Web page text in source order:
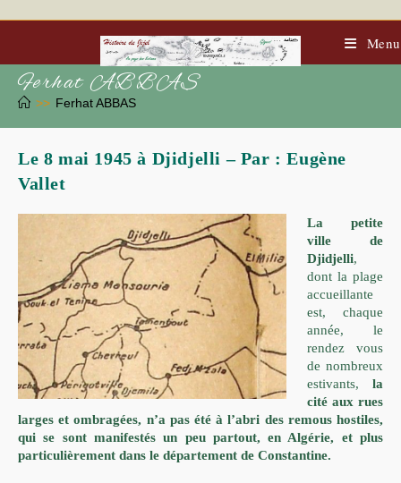
to
Menu
Ferhat ABBAS
>> Ferhat ABBAS
Le 8 mai 1945 à Djidjelli – Par : Eugène
Vallet
La petite
ville de
Djidjelli,
dont la plage
accueillante
est, chaque
année, le
rendez vous
de nombreux
estivants, la
cité aux rues
larges et ombragées, n’a pas été à l’abri des remous hostiles,
qui se sont manifestés un peu partout, en Algérie, et plus
particulièrement dans le département de Constantine.